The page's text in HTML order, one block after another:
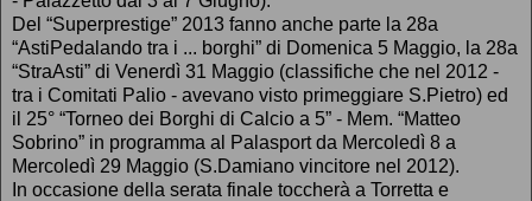
Del “Superprestige” 2013 fanno anche parte la 28a
“AstiPedalando tra i ... borghi” di Domenica 5 Maggio, la 28a
“StraAsti” di Venerdì 31 Maggio (classifiche che nel 2012 -
tra i Comitati Palio - avevano visto primeggiare S.Pietro) ed
il 25° “Torneo dei Borghi di Calcio a 5” - Mem. “Matteo
Sobrino” in programma al Palasport da Mercoledì 8 a
Mercoledì 29 Maggio (S.Damiano vincitore nel 2012).
In occasione della serata finale toccherà a Torretta e